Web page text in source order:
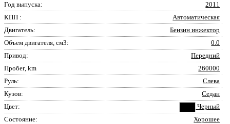
Год выпуска:
2011
КПП :
Автоматическая
Двигатель:
Бензин инжектор
Объем двигателя, см3:
0.0
Привод:
Передний
Пробег, km
260000
Руль:
Слева
Кузов:
Седан
Цвет:
Черный
Состояние:
Хорошее